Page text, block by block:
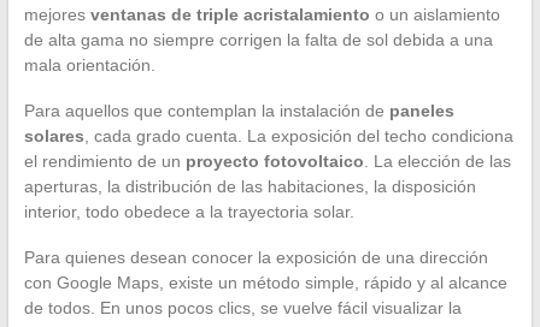
mejores ventanas de triple acristalamiento o un aislamiento
de alta gama no siempre corrigen la falta de sol debida a una
mala orientación.
Para aquellos que contemplan la instalación de paneles
solares , cada grado cuenta. La exposición del techo condiciona
el rendimiento de un proyecto fotovoltaico . La elección de las
aperturas, la distribución de las habitaciones, la disposición
interior, todo obedece a la trayectoria solar.
Para quienes desean conocer la exposición de una dirección
con Google Maps, existe un método simple, rápido y al alcance
de todos. En unos pocos clics, se vuelve fácil visualizar la